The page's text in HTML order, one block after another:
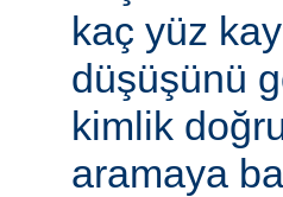
kaç yüz
düşüşünü
kimlik
aramaya